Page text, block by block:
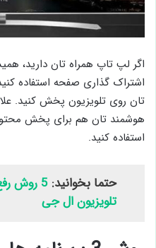
اگر لپ تاپ همراه تان دارید،
اشتراک‌ گذاری صفحه استفاده
تان روی تلویزیون پخش کنید.
هوشمند تان هم برای پخش
استفاده کنید.
حتما بخوانید:
5 روش
تلویزیون ال جی